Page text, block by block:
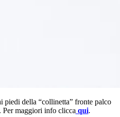
piedi della “collinetta” fronte palco
Per maggiori info clicca qui.